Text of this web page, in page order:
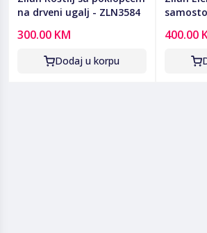
na drveni ugalj - ZLN3584
300.00 KM
Dodaj u korpu
400.00